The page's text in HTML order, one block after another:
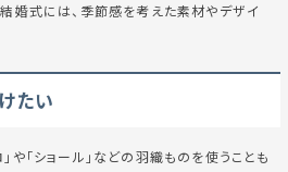
婚式には、季節感を考えた素材やデザイ
たい
や「ショール」などの羽織ものを使うことも